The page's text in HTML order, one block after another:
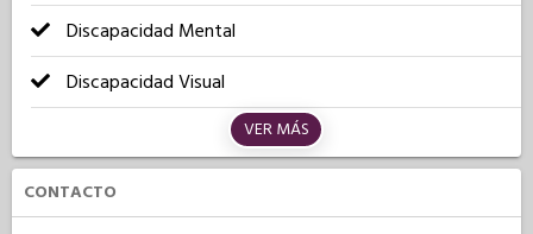
Discapacidad Mental
Discapacidad Visual
VER MÁS
CONTACTO